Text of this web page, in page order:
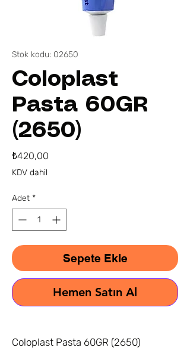
Stok kodu: 02650
Coloplast
Pasta 60GR
(2650)
₺420,00
KDV dahil
Adet *
Sepete Ekle
Hemen Satın Al
Coloplast Pasta 60GR (2650)